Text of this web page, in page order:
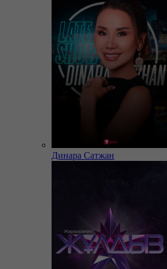
Динара Сатжан